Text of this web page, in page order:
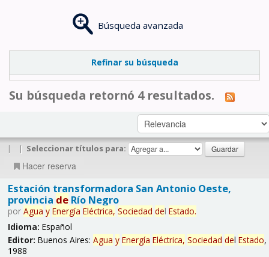
Búsqueda avanzada
Refinar su búsqueda
Su búsqueda retornó 4 resultados.
| | Seleccionar títulos para:
Hacer reserva
Estación transformadora San Antonio Oeste,
provincia deRío Negro
por Agua y Energía Eléctrica, Sociedad del Estado.
Idioma: Español
Editor: Buenos Aires: Agua y Energía Eléctrica, Sociedad del Estado,
1988